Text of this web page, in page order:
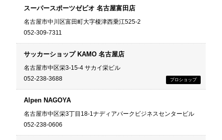
スーパースポーツゼビオ 名古屋富田店
名古屋市中川区富田町大字榎津西乗江525-2
052-309-7311
サッカーショップ KAMO 名古屋店
名古屋市中区栄3-15-4 サカイ栄ビル
052-238-3688
Alpen NAGOYA
名古屋市中区栄3丁目18-1ナディアパークビジネスセンタービル
052-238-0606